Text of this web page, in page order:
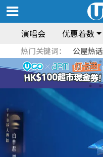
演唱会 优惠着数
热门关键词： 公屋热话